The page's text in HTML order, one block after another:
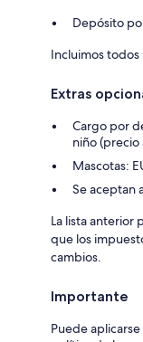
Depósito
Incluimos
Extras
Cargo por
niño
Mascotas:
Se aceptan
La lista anterior
que los
cambios.
Importante
Puede